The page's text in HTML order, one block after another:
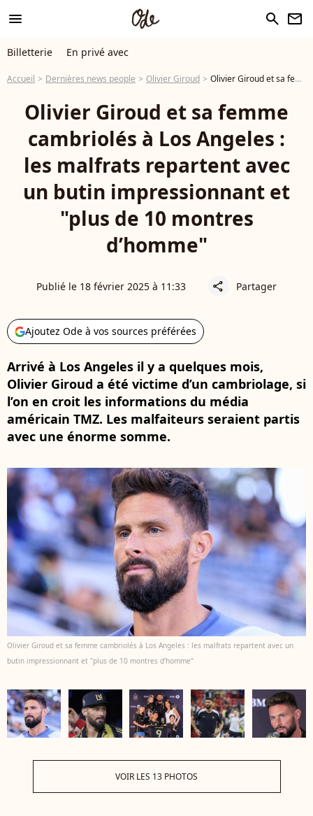
menu search newsletter
Billetterie En privé avec
Accueil Dernières news people Olivier Giroud Olivier Giroud et sa femme cambriolés à Los Angeles : les malfrats repartent avec un butin impressionnant et "plus de 10 montres d’homme"
Olivier Giroud et sa femme
cambriolés à Los Angeles :
les malfrats repartent avec
un butin impressionnant et
"plus de 10 montres
d’homme"
Publié le 18 février 2025 à 11:33 share Partager
Ajoutez Ode à vos sources préférées
Arrivé à Los Angeles il y a quelques mois,
Olivier Giroud a été victime d’un cambriolage, si
l’on en croit les informations du média
américain TMZ. Les malfaiteurs seraient partis
avec une énorme somme.
Olivier Giroud et sa femme cambriolés à Los Angeles : les malfrats repartent avec un
butin impressionnant et "plus de 10 montres d’homme"
VOIR LES 13 PHOTOS